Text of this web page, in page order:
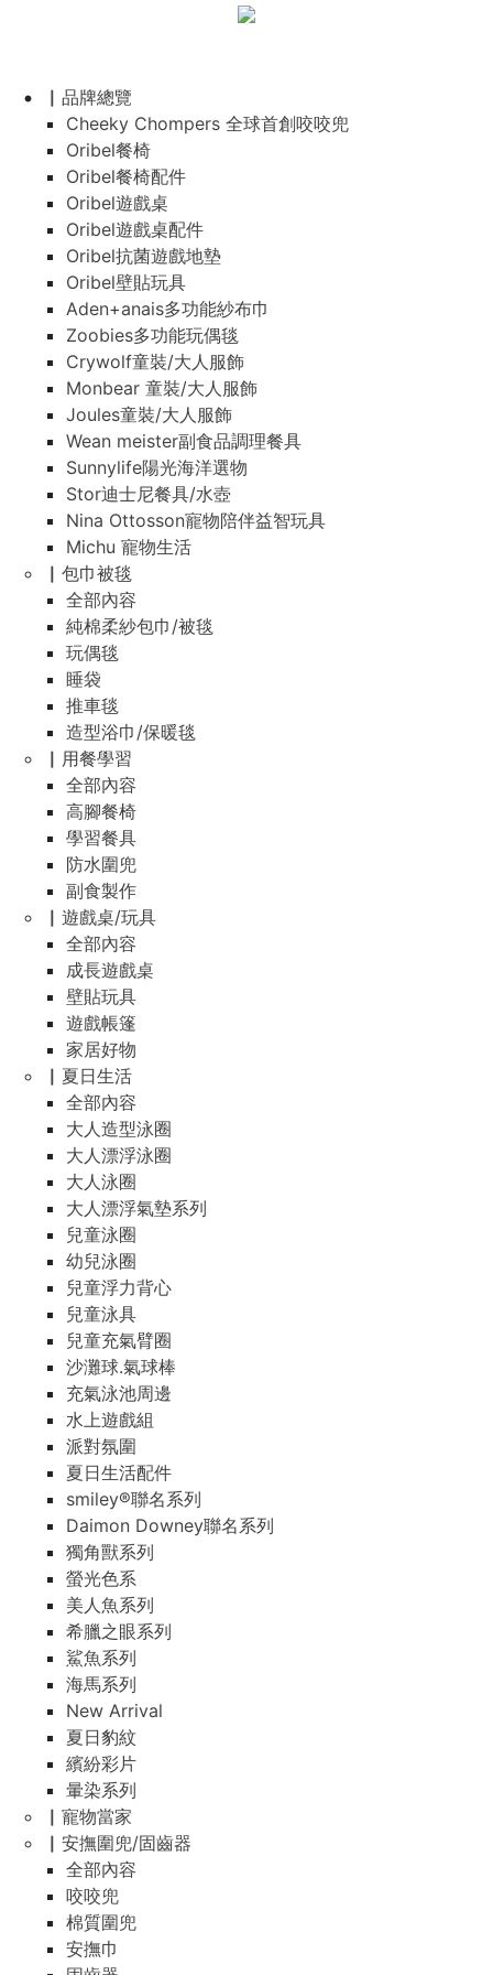
▏品牌總覽
Cheeky Chompers 全球首創咬咬兜
Oribel餐椅
Oribel餐椅配件
Oribel遊戲桌
Oribel遊戲桌配件
Oribel抗菌遊戲地墊
Oribel壁貼玩具
Aden+anais多功能紗布巾
Zoobies多功能玩偶毯
Crywolf童裝/大人服飾
Monbear 童裝/大人服飾
Joules童裝/大人服飾
Wean meister副食品調理餐具
Sunnylife陽光海洋選物
Stor迪士尼餐具/水壺
Nina Ottosson寵物陪伴益智玩具
Michu 寵物生活
▏包巾被毯
全部內容
純棉柔紗包巾/被毯
玩偶毯
睡袋
推車毯
造型浴巾/保暖毯
▏用餐學習
全部內容
高腳餐椅
學習餐具
防水圍兜
副食製作
▏遊戲桌/玩具
全部內容
成長遊戲桌
壁貼玩具
遊戲帳篷
家居好物
▏夏日生活
全部內容
大人造型泳圈
大人漂浮泳圈
大人泳圈
大人漂浮氣墊系列
兒童泳圈
幼兒泳圈
兒童浮力背心
兒童泳具
兒童充氣臂圈
沙灘球.氣球棒
充氣泳池周邊
水上遊戲組
派對氛圍
夏日生活配件
smiley®聯名系列
Daimon Downey聯名系列
獨角獸系列
螢光色系
美人魚系列
希臘之眼系列
鯊魚系列
海馬系列
New Arrival
夏日豹紋
繽紛彩片
暈染系列
▏寵物當家
▏安撫圍兜/固齒器
全部內容
咬咬兜
棉質圍兜
安撫巾